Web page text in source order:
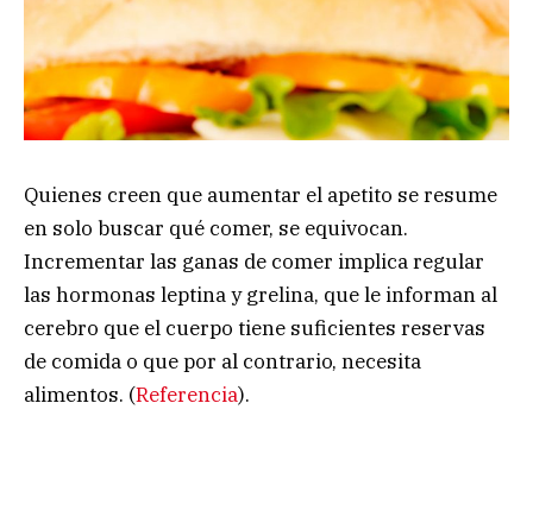
Quienes creen que aumentar el apetito se resume
en solo buscar qué comer, se equivocan.
Incrementar las ganas de comer implica regular
las hormonas leptina y grelina, que le informan al
cerebro que el cuerpo tiene suficientes reservas
de comida o que por al contrario, necesita
alimentos. (Referencia).